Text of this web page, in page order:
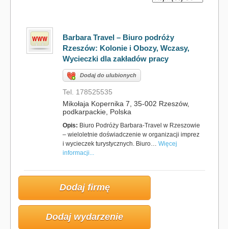
Barbara Travel – Biuro podróży
Rzeszów: Kolonie i Obozy, Wczasy,
Wycieczki dla zakładów pracy
Dodaj do ulubionych
Tel. 178525535
Mikołaja Kopernika 7, 35-002 Rzeszów,
podkarpackie, Polska
Opis: Biuro Podróży Barbara-Travel w Rzeszowie
– wieloletnie doświadczenie w organizacji imprez
i wycieczek turystycznych. Biuro… Więcej
informacji...
Dodaj firmę
Dodaj wydarzenie